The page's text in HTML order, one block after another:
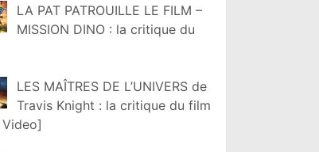
LA PAT PATROUILLE LE FILM –
MISSION DINO : la critique du
LES MAÎTRES DE L’UNIVERS de
Travis Knight : la critique du film
Video]